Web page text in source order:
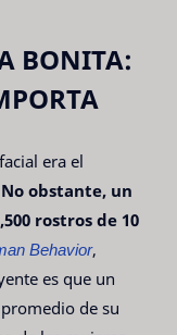
BONITA:
era el
No obstante, un
rostros de 10
Behavior,
es que un
de su